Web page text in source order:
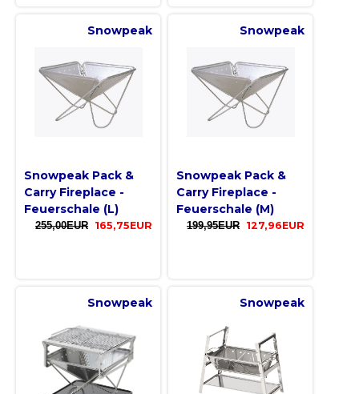
Snowpeak
Snowpeak Pack &
Carry Fireplace -
Feuerschale (L)
255,00EUR 165,75EUR
Snowpeak
Snowpeak Pack &
Carry Fireplace -
Feuerschale (M)
199,95EUR 127,96EUR
Snowpeak Snowpeak